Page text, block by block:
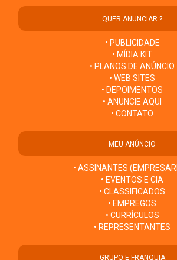
QUER ANUNCIAR ?
• PUBLICIDADE
• MÍDIA KIT
• PLANOS DE ANÚNCIO
• WEB SITES
• DEPOIMENTOS
• ANUNCIE AQUI
• CONTATO
MEU ANÚNCIO
• ASSINANTES
• EVENTOS E CIA
• CLASSIFICADOS
• EMPREGOS
• CURRÍCULOS
• REPRESENTANTES
GRUPO E FRANQUIA